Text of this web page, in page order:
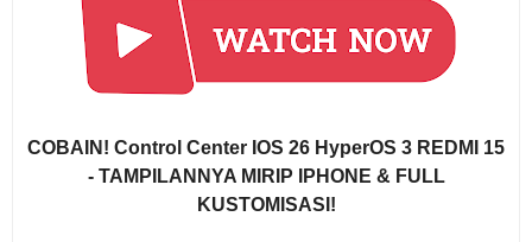
COBAIN! Control Center IOS 26 HyperOS 3 REDMI 15
- TAMPILANNYA MIRIP IPHONE & FULL
KUSTOMISASI!